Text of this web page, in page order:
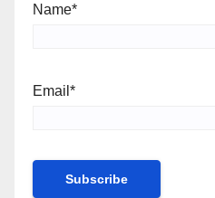
Name*
Email*